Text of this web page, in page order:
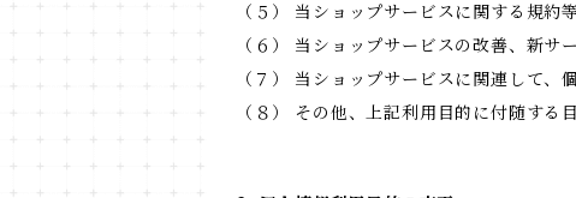
（５） 当ショップサービスに関する規約
（６） 当ショップサービスの改善、新サ
（７） 当ショップサービスに関連して
（８） その他、上記利用目的に付随する